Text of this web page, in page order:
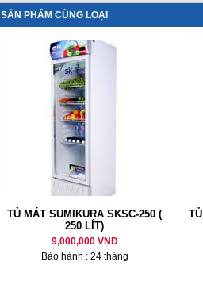
SẢN PHẨM CÙNG LOẠI
TỦ MÁT SUMIKURA SKSC-250 (
250 LÍT)
9,000,000 VNĐ
Bảo hành : 24 tháng